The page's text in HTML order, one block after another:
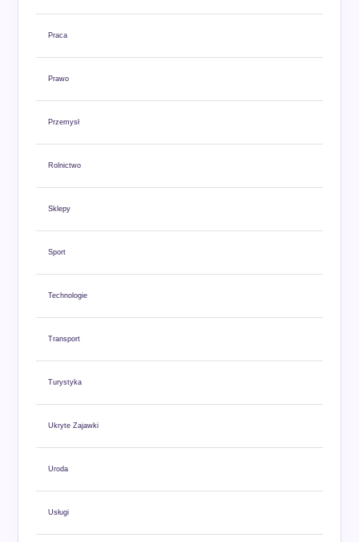
Praca
Prawo
Przemysł
Rolnictwo
Sklepy
Sport
Technologie
Transport
Turystyka
Ukryte Zajawki
Uroda
Usługi